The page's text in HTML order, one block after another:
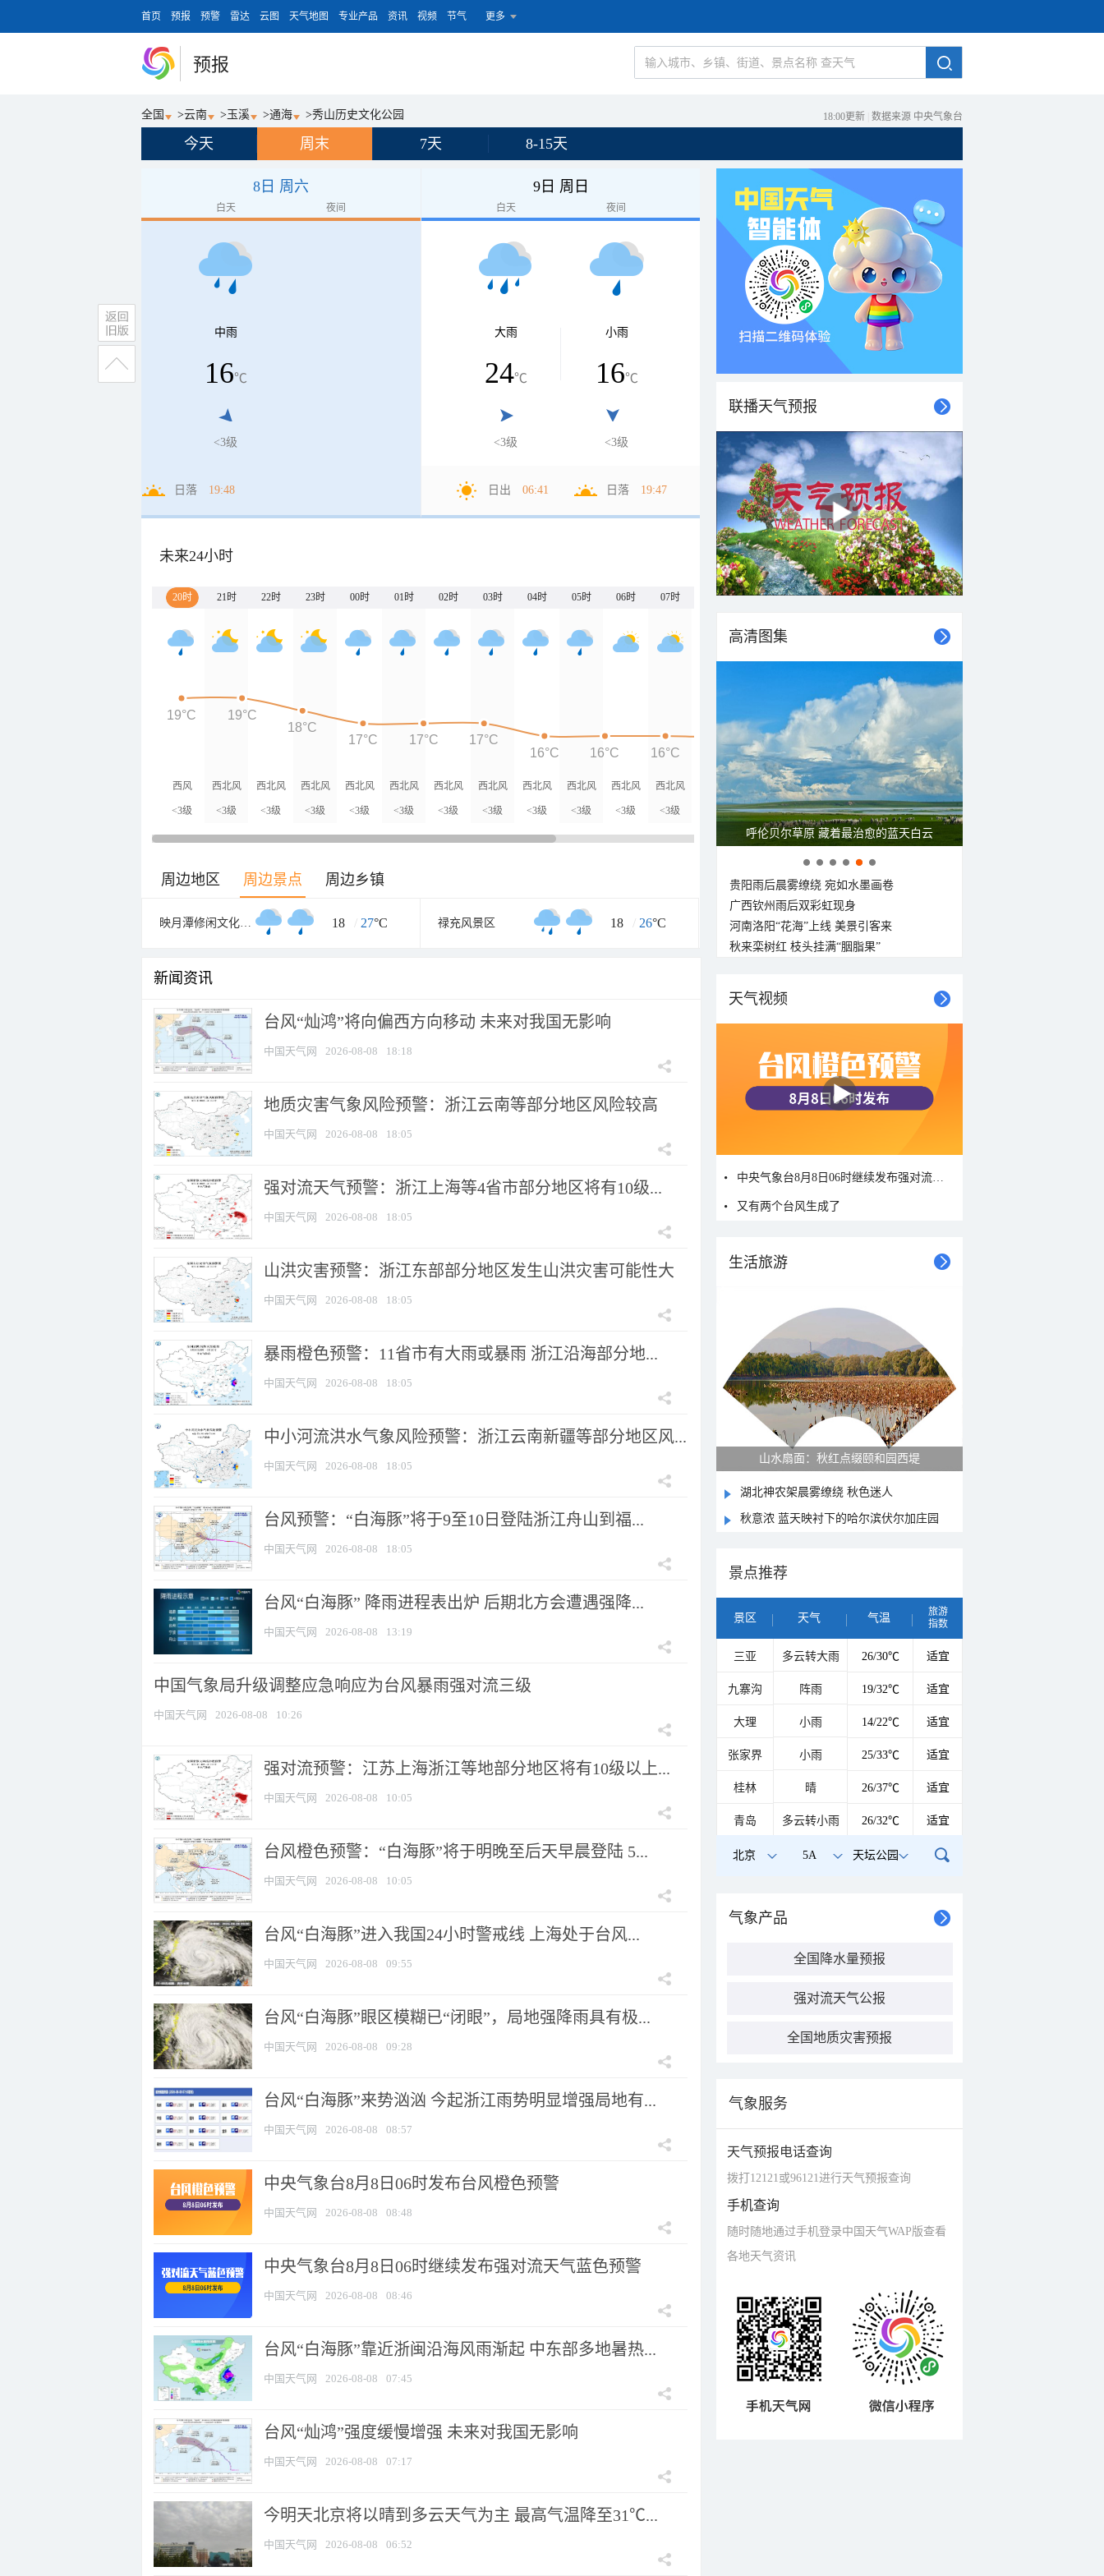
首页 预报 预警 雷达 云图 天气地图 专业产品 资讯 视频 节气 更多
预报
全国 >云南 > 玉溪 >通海 >秀山历史文化公园 18:00更新 数据来源 中央气象台
今天 周末 7天 8-15天
8日 周六
白天 夜间
中雨
16℃
<3级
日落 19:48
9日 周日
白天 夜间
大雨
24℃
<3级
小雨
16℃
<3级
日出 06:41 日落 19:47
未来24小时
20时 21时 22时 23时 00时 01时 02时 03时 04时 05时 06时 07时
西风
<3级
西北风
<3级
西北风
<3级
西北风
<3级
西北风
<3级
西北风
<3级
西北风
<3级
西北风
<3级
西北风
<3级
西北风
<3级
西北风
<3级
西北风
<3级
19°C 19°C
18°C
17°C
17°C 17°C
16°C 16°C 16°C 16°C
17°C 17°C
周边地区 周边景点 周边乡镇
映月潭修闲文化中心 18 / 27°C 禄充风景区 18 / 26°C
新闻资讯
台风“灿鸿”将向偏西方向移动 未来对我国无影响
中国天气网 2026-08-08 18:18
地质灾害气象风险预警：浙江云南等部分地区风险较高
中国天气网 2026-08-08 18:05
强对流天气预警：浙江上海等4省市部分地区将有10级...
中国天气网 2026-08-08 18:05
山洪灾害预警：浙江东部部分地区发生山洪灾害可能性大
中国天气网 2026-08-08 18:05
暴雨橙色预警：11省市有大雨或暴雨 浙江沿海部分地...
中国天气网 2026-08-08 18:05
中小河流洪水气象风险预警：浙江云南新疆等部分地区风...
中国天气网 2026-08-08 18:05
台风预警：“白海豚”将于9至10日登陆浙江舟山到福...
中国天气网 2026-08-08 18:05
台风“白海豚” 降雨进程表出炉 后期北方会遭遇强降...
中国天气网 2026-08-08 13:19
中国气象局升级调整应急响应为台风暴雨强对流三级
中国天气网 2026-08-08 10:26
强对流预警：江苏上海浙江等地部分地区将有10级以上...
中国天气网 2026-08-08 10:05
台风橙色预警：“白海豚”将于明晚至后天早晨登陆 5...
中国天气网 2026-08-08 10:05
台风“白海豚”进入我国24小时警戒线 上海处于台风...
中国天气网 2026-08-08 09:55
台风“白海豚”眼区模糊已“闭眼”，局地强降雨具有极...
中国天气网 2026-08-08 09:28
台风“白海豚”来势汹汹 今起浙江雨势明显增强局地有...
中国天气网 2026-08-08 08:57
中央气象台8月8日06时发布台风橙色预警
中国天气网 2026-08-08 08:48
中央气象台8月8日06时继续发布强对流天气蓝色预警
中国天气网 2026-08-08 08:46
台风“白海豚”靠近浙闽沿海风雨渐起 中东部多地暑热...
中国天气网 2026-08-08 07:45
台风“灿鸿”强度缓慢增强 未来对我国无影响
中国天气网 2026-08-08 07:17
今明天北京将以晴到多云天气为主 最高气温降至31℃...
中国天气网 2026-08-08 06:52
联播天气预报
高清图集
呼伦贝尔草原 藏着最治愈的蓝天白云
贵阳雨后晨雾缭绕 宛如水墨画卷
广西钦州雨后双彩虹现身
河南洛阳“花海”上线 美景引客来
秋来栾树红 枝头挂满“胭脂果”
天气视频
中央气象台8月8日06时继续发布强对流天气蓝色预警
又有两个台风生成了
生活旅游
山水扇面：秋红点缀颐和园西堤
湖北神农架晨雾缭绕 秋色迷人
秋意浓 蓝天映衬下的哈尔滨伏尔加庄园
景点推荐
景区 天气 气温
旅游
指数
三亚 多云转大雨 26/30℃ 适宜
九寨沟 阵雨 19/32℃ 适宜
大理 小雨 14/22℃ 适宜
张家界 小雨 25/33℃ 适宜
桂林 晴 26/37℃ 适宜
青岛 多云转小雨 26/32℃ 适宜
北京 5A 天坛公园
气象产品
全国降水量预报
强对流天气公报
全国地质灾害预报
气象服务
天气预报电话查询
拨打12121或96121进行天气预报查询
手机查询
随时随地通过手机登录中国天气WAP版查看
各地天气资讯